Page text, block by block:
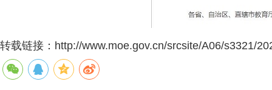
转载链接： http://www.moe.gov.cn/srcsite/A06/s3321/